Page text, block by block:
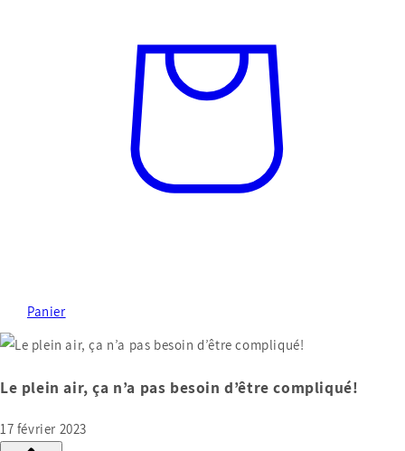
Panier
Le plein air, ça n’a pas besoin d’être compliqué!
17 février 2023